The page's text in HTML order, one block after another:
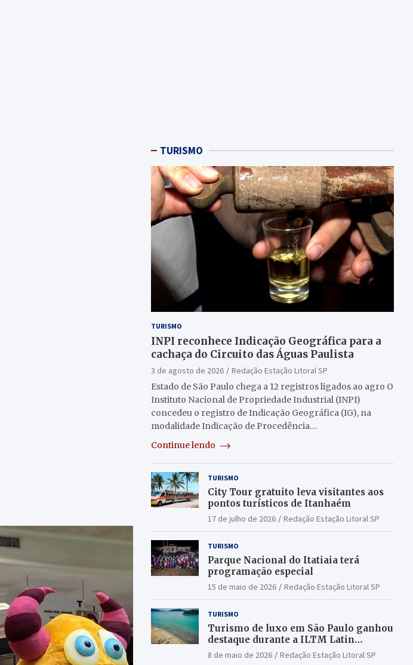
TURISMO
TURISMO
INPI reconhece Indicação Geográfica para a
cachaça do Circuito das Águas Paulista
3 de agosto de 2026
Redação Estação Litoral SP
Estado de São Paulo chega a 12 registros ligados ao agro O
Instituto Nacional de Propriedade Industrial (INPI)
concedeu o registro de Indicação Geográfica (IG), na
modalidade Indicação de Procedência…
Continue lendo
TURISMO
City Tour gratuito leva visitantes aos
pontos turísticos de Itanhaém
17 de julho de 2026 Redação Estação Litoral SP
TURISMO
Parque Nacional do Itatiaia terá
programação especial
15 de maio de 2026 Redação Estação Litoral SP
TURISMO
Turismo de luxo em São Paulo ganhou
destaque durante a ILTM Latin
America 2026
8 de maio de 2026 Redação Estação Litoral SP